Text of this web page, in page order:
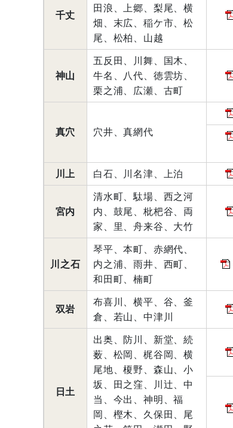
千丈
田浪、上郷、梨尾、横
畑、末広、稲ケ市、松
尾、松柏、山越
神山
五反田、川舞、国木、
牛名、八代、徳雲坊、
栗之浦、広瀬、古町
真穴 穴井、真網代
川上 白石、川名津、上泊
宮内
清水町、駄場、西之河
内、鼓尾、枇杷谷、両
家、里、舟来谷、大竹
川之石
琴平、本町、赤網代、
内之浦、雨井、西町、
和田町、楠町
双岩
布喜川、横平、谷、釜
倉、若山、中津川
日土
出奥、防川、新堂、続
薮、松岡、梶谷岡、横
尾地、榎野、森山、小
坂、田之窪、川辻、中
当、今出、神明、福
岡、樫木、久保田、尾